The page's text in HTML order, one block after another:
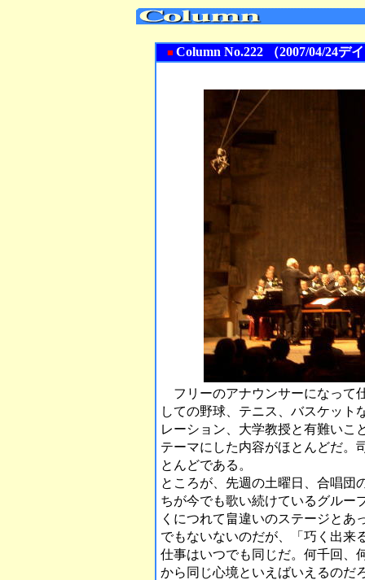
■ Column No.222 （2007/04/24デ
フリーのアナウンサーになって
しての野球、テニス、バスケット
レーション、大学教授と有難いこ
テーマにした内容がほとんどだ。
とんどである。
ところが、先週の土曜日、合唱団
ちが今でも歌い続けているグルー
くにつれて畠違いのステージとあ
でもないないのだが、「巧く出来
仕事はいつでも同じだ。何千回、
から同じ心境といえばいえるのだ